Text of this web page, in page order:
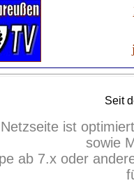
Seit
ist
sowie
ab 7.x oder